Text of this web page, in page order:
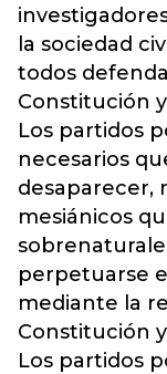
la sociedad
todos
Constitución
Los partidos
necesarios
desaparecer,
mesiánicos
perpetuarse
mediante la
Constitución
Los partidos